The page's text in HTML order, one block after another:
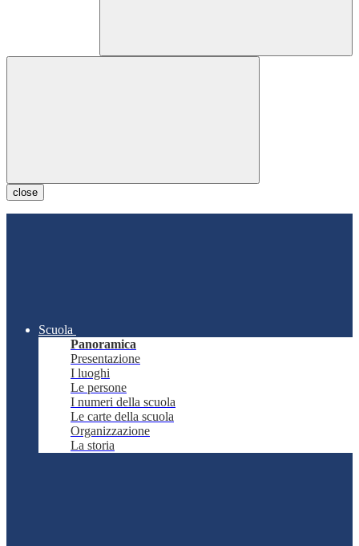
close
Scuola
Panoramica
Presentazione
I luoghi
Le persone
I numeri della scuola
Le carte della scuola
Organizzazione
La storia